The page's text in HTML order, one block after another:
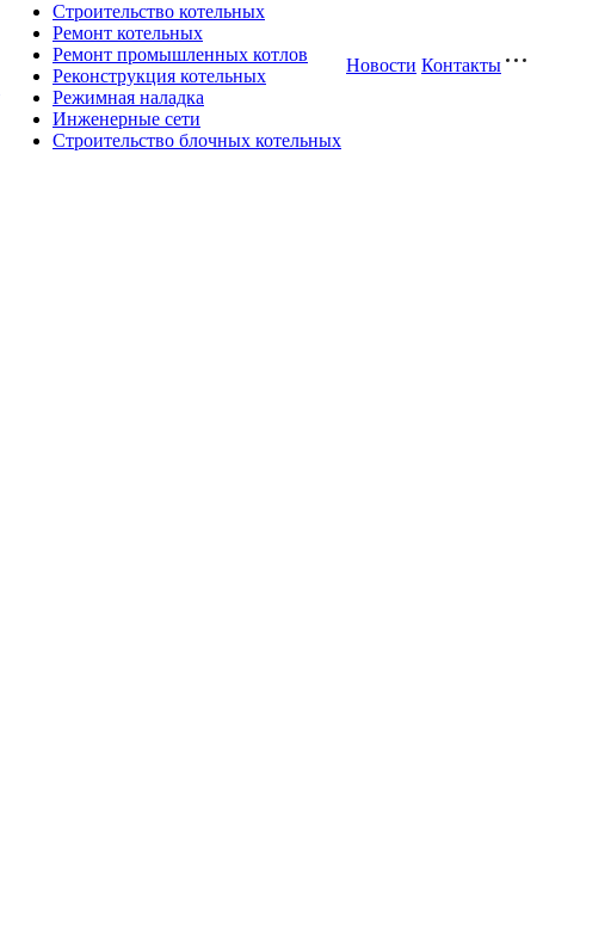
Строительство котельных
Ремонт котельных
Ремонт промышленных котлов
Реконструкция котельных
Режимная наладка
Инженерные сети
Строительство блочных котельных
Новости Контакты